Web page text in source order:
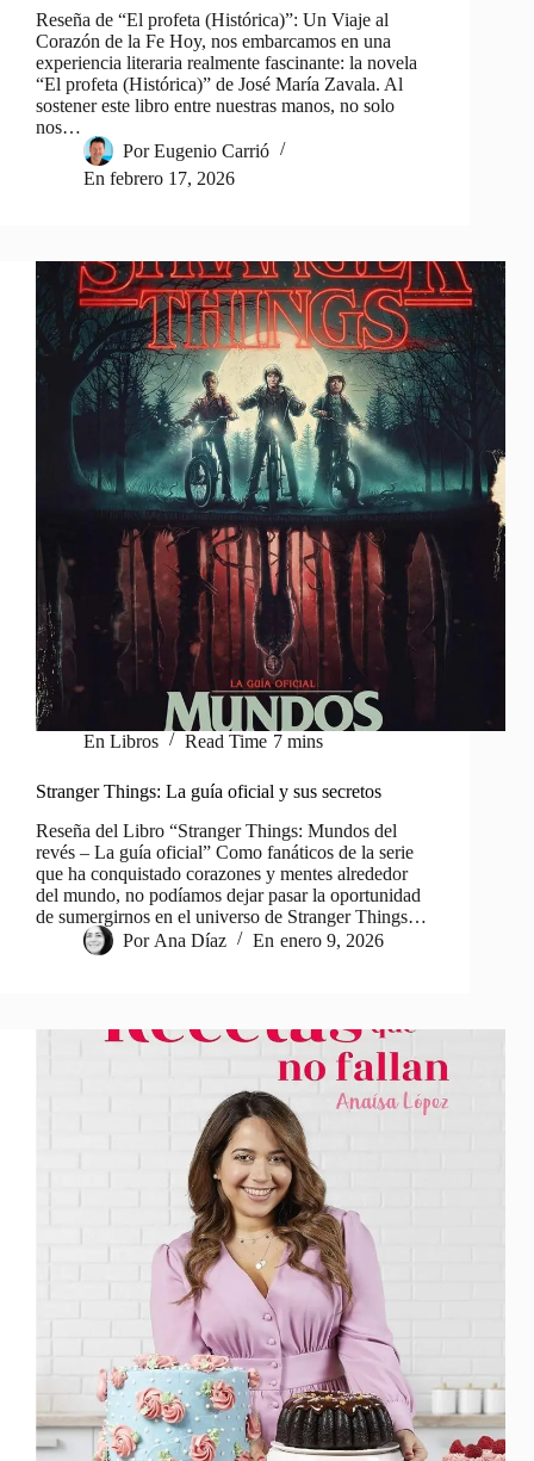
Reseña de “El profeta (Histórica)”: Un Viaje al
Corazón de la Fe Hoy, nos embarcamos en una
experiencia literaria realmente fascinante: la novela
“El profeta (Histórica)” de José María Zavala. Al
sostener este libro entre nuestras manos, no solo
nos…
Por Eugenio Carrió
En febrero 17, 2026
En Libros Read Time 7 mins
Stranger Things: La guía oficial y sus secretos
Reseña del Libro “Stranger Things: Mundos del
revés – La guía oficial” Como fanáticos de la serie
que ha conquistado corazones y mentes alrededor
del mundo, no podíamos dejar pasar la oportunidad
de sumergirnos en el universo de Stranger Things…
Por Ana Díaz En enero 9, 2026